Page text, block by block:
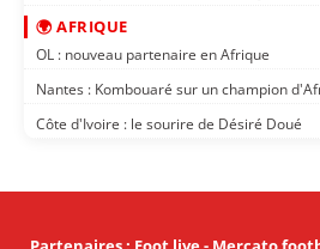
🌍 AFRIQUE
OL : nouveau partenaire en Afrique
Nantes : Kombouaré sur un champion
Côte d'Ivoire : le sourire de Désiré Doué